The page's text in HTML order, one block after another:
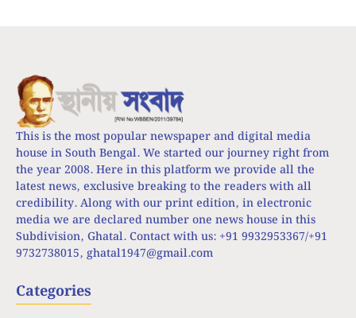
This is the most popular newspaper and digital media
house in South Bengal. We started our journey right from
the year 2008. Here in this platform we provide all the
latest news, exclusive breaking to the readers with all
credibility. Along with our print edition, in electronic
media we are declared number one news house in this
Subdivision, Ghatal. Contact with us: +91 9932953367/+91
9732738015, ghatal1947@gmail.com
Categories